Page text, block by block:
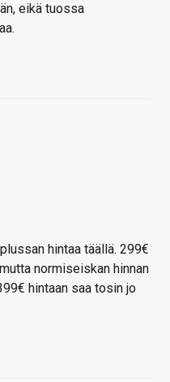
eikä tuossa
hintaa täällä. 299€
normiseiskan hinnan
hintaan saa tosin jo